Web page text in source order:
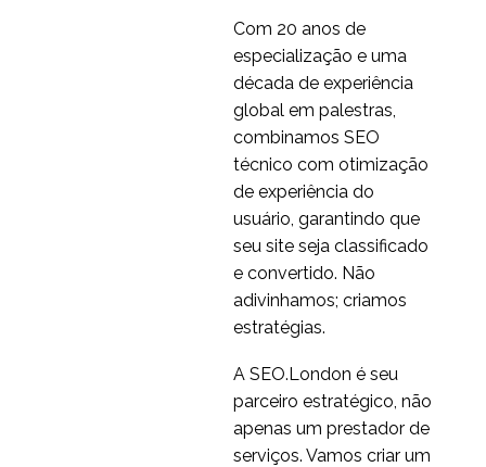
Com 20 anos de
especialização e uma
década de experiência
global em palestras,
combinamos SEO
técnico com otimização
de experiência do
usuário, garantindo que
seu site seja classificado
e convertido. Não
adivinhamos; criamos
estratégias.
A SEO.London é seu
parceiro estratégico, não
apenas um prestador de
serviços. Vamos criar um